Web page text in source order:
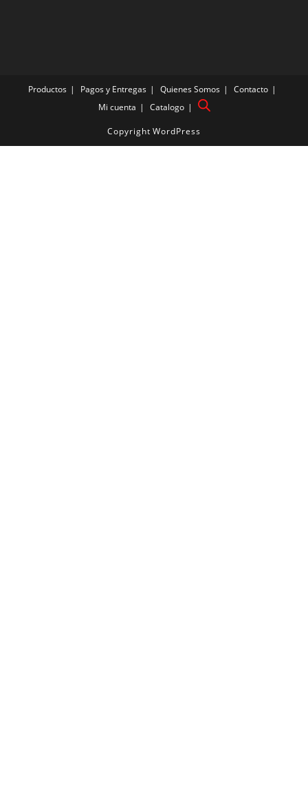
Productos Pagos y Entregas Quienes Somos
Contacto
Mi cuenta
Catalogo
Copyright WordPress